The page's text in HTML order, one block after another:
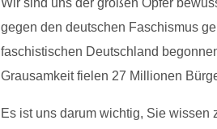
gegen den deutschen Faschismus
faschistischen Deutschland
Grausamkeit fielen 27 Millionen
Es ist uns darum wichtig, Sie